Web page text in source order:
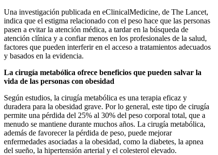
Una investigación publicada en eClinicalMedicine, de The Lancet,
indica que el estigma relacionado con el peso hace que las personas
pasen a evitar la atención médica, a tardar en la búsqueda de
atención clínica y a confiar menos en los profesionales de la salud,
factores que pueden interferir en el acceso a tratamientos adecuados
y basados en la evidencia.
La cirugía metabólica ofrece beneficios que pueden salvar la
vida de las personas con obesidad
Según estudios, la cirugía metabólica es una terapia eficaz y
duradera para la obesidad grave. Por lo general, este tipo de cirugía
permite una pérdida del 25% al 30% del peso corporal total, que a
menudo se mantiene durante muchos años. La cirugía metabólica,
además de favorecer la pérdida de peso, puede mejorar
enfermedades asociadas a la obesidad, como la diabetes, la apnea
del sueño, la hipertensión arterial y el colesterol elevado.